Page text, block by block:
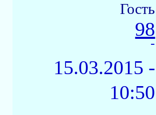
Гость
98
-
15.03.2015 -
10:50